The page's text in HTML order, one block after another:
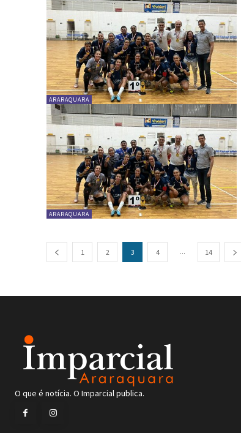
ARARAQUARA
ARARAQUARA
1 2 3 4 ... 14
O que é notícia. O Imparcial publica.